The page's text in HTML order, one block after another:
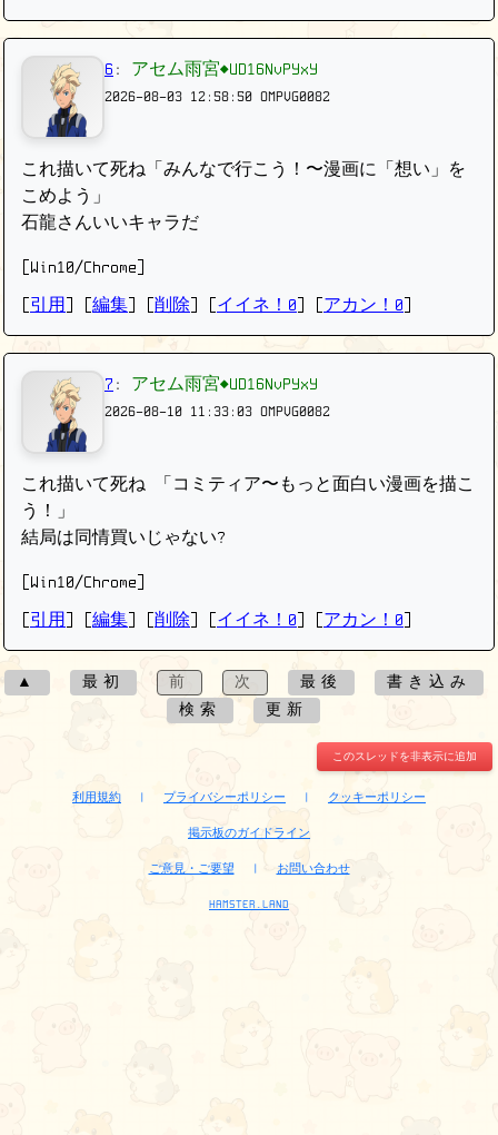
6 : アセム雨宮◆UD16NvPYxY
2026-08-03 12:58:50 OMPVG0082
これ描いて死ね「みんなで行こう！〜漫画に「想い」を
こめよう」
石龍さんいいキャラだ
[Win10/Chrome]
引用 編集 削除 イイネ！0 アカン！0
7 : アセム雨宮◆UD16NvPYxY
2026-08-10 11:33:03 OMPVG0082
これ描いて死ね 「コミティア〜もっと面白い漫画を描こ
う！」
結局は同情買いじゃない?
[Win10/Chrome]
引用 編集 削除 イイネ！0 アカン！0
▲ 最初 前 次 最後
書き込み
検索
更新
このスレッドを非表示に追加
利用規約 | プライバシーポリシー | クッキーポリシー
掲示板のガイドライン
ご意見・ご要望 | お問い合わせ
HAMSTER.LAND